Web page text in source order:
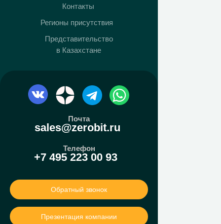
+7 495 223 00 93
Телефон
sales@zerobit.ru
Почта
Презентация компании
Обратный звонок
Представительство
в Казахстане
Регионы присутствия
Контакты